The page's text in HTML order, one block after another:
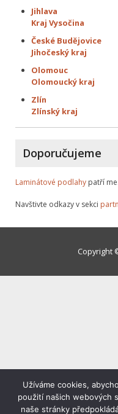
Jihlava
Kraj Vysočina
České Budějovice
Jihočeský kraj
Olomouc
Olomoucký kraj
Zlín
Zlínský kraj
Doporučujeme
Laminátové podlahy patří
Navštivte odkazy v sekci
Copyright
Užíváme cookies,
použití našich webových
naše stránky